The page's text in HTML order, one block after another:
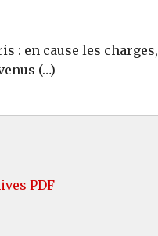
: en cause les charges,
(…)
PDF